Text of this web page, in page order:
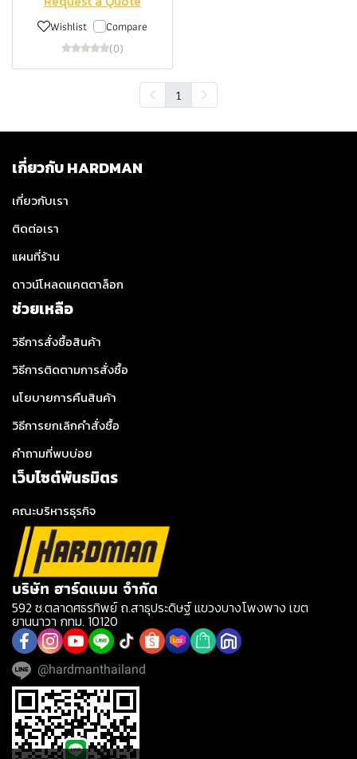
Wishlist Compare
(0)
1
เกี่ยวกับ HARDMAN
เกี่ยวกับเรา
ติดต่อเรา
แผนที่ร้าน
ดาวน์โหลดแคตตาล็อก
ช่วยเหลือ
วิธีการสั่งซื้อสินค้า
วิธีการติดตามการสั่งซื้อ
นโยบายการคืนสินค้า
วิธีการยกเลิกคำสั่งซื้อ
คำถามที่พบบ่อย
เว็บไซต์พันธมิตร
คณะบริหารธุรกิจ
บริษัท ฮาร์ดแมน จำกัด
592 ซ.ตลาดศธรทิพย์ ถ.สาธุประดิษฐ์ แขวงบางโพงพาง เขต
ยานนาวา กทม. 10120
@hardmanthailand